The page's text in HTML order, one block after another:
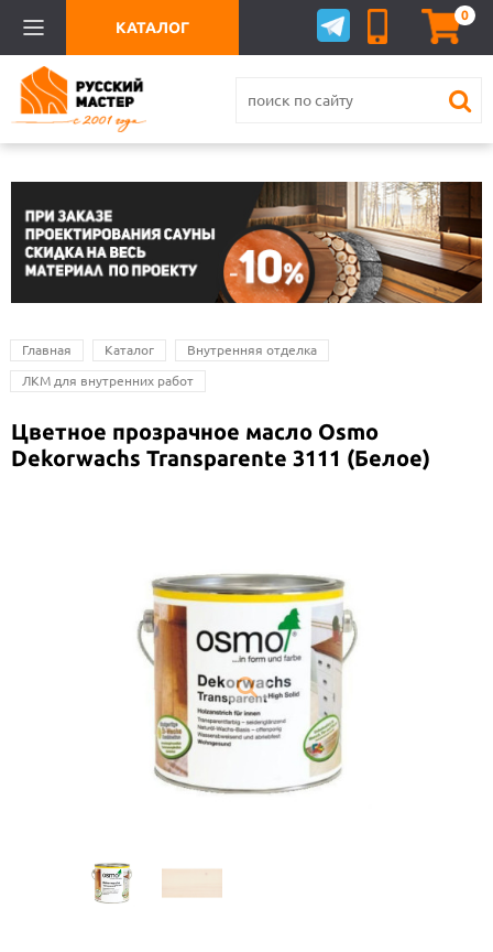
0
КАТАЛОГ
Главная Каталог Внутренняя отделка
ЛКМ для внутренних работ
Цветное прозрачное масло Osmo
Dekorwachs Transparente 3111 (Белое)